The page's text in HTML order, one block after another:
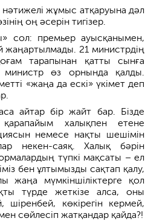
нәтижелі жұмыс атқаруына дәл
оң әсерін тигізер.
сол: премьер ауысқанымен,
жаңартылмады. 21 министрдің
тарапынан қатты сынға
өз орнында қалды.
«жаңа да ескі» үкімет деп
айтар бір жайт бар. Бізде
халықпен етене
немесе нақты шешімін
некен-саяқ. Халық бәрін
түпкі мақсаты – ел
бен ұлтымызды сақтап қалу,
жаңа мүмкіншіліктерге қол
түрде жеткізе алса, оны
шіренбей, көкірегін кермей,
сөйлесіп жатқандар қайда?!